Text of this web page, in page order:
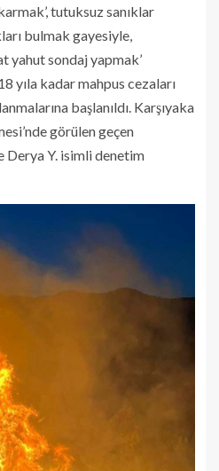
tutuksuz sanıklar
bulmak gayesiyle,
yahut sondaj yapmak’
yıla kadar mahpus cezaları
başlanıldı. Karşıyaka
görülen geçen
Derya Y. isimli denetim